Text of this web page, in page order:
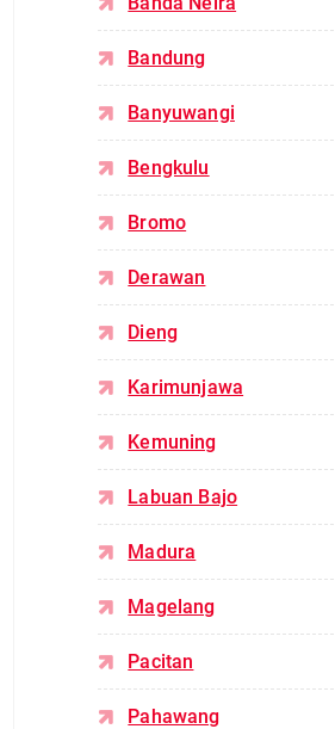
Bandung
Banyuwangi
Bengkulu
Bromo
Derawan
Dieng
Karimunjawa
Kemuning
Labuan Bajo
Madura
Magelang
Pacitan
Pahawang